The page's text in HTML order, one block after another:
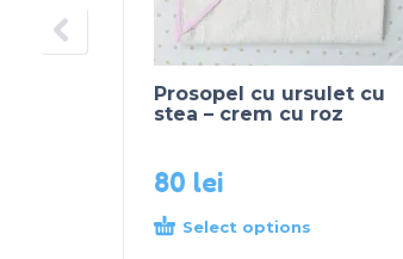
Prosopel cu ursulet cu
stea – crem cu roz
80 lei
Select options